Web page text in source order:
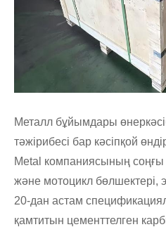
Металл бұйымдары
тәжірибесі бар кәсіпқой
Metal компаниясының
және мотоцикл бөлшектері,
20-дан астам
қамтитын цементтелген